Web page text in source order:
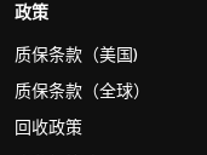
政策
质保条款（美国)
质保条款（全球）
回收政策